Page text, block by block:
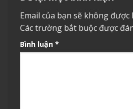
Email của bạn sẽ không
Các trường bắt buộc được
Bình luận *